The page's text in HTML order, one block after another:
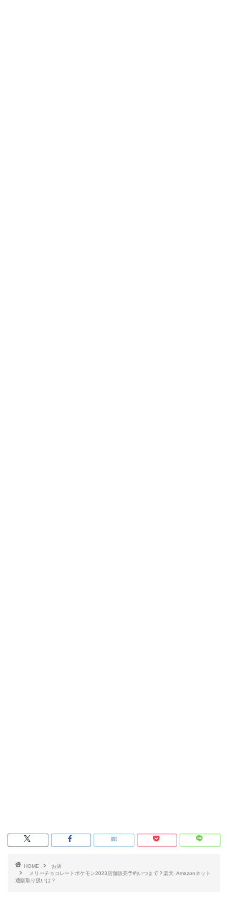
HOME
お店
メリーチョコレートポケモン2023店舗販売予約いつまで？楽天･Amazonネット
通販取り扱いは？